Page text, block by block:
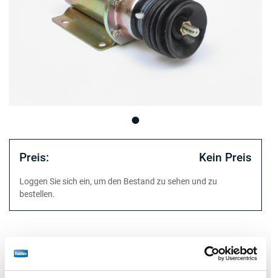
Preis: Kein Preis
Loggen Sie sich ein, um den Bestand zu sehen und zu
bestellen.
Kolben Ø (mm) 80